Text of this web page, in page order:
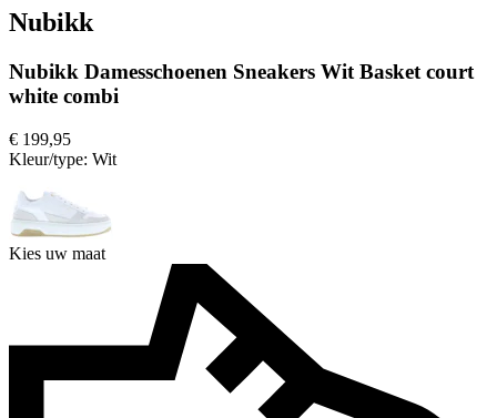
Nubikk
Nubikk Damesschoenen Sneakers Wit Basket court
white combi
€ 199,95
Kleur/type: Wit
Kies uw maat